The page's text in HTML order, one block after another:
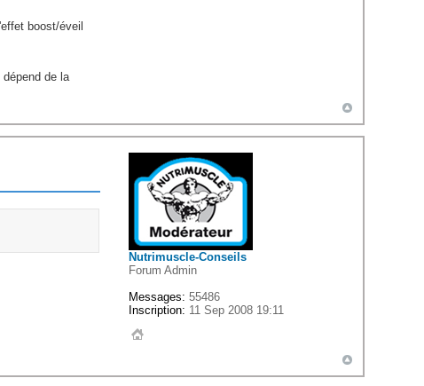
boost/éveil
de la
Nutrimuscle-Conseils
Forum Admin
Messages: 55486
Inscription: 11 Sep 2008 19:11